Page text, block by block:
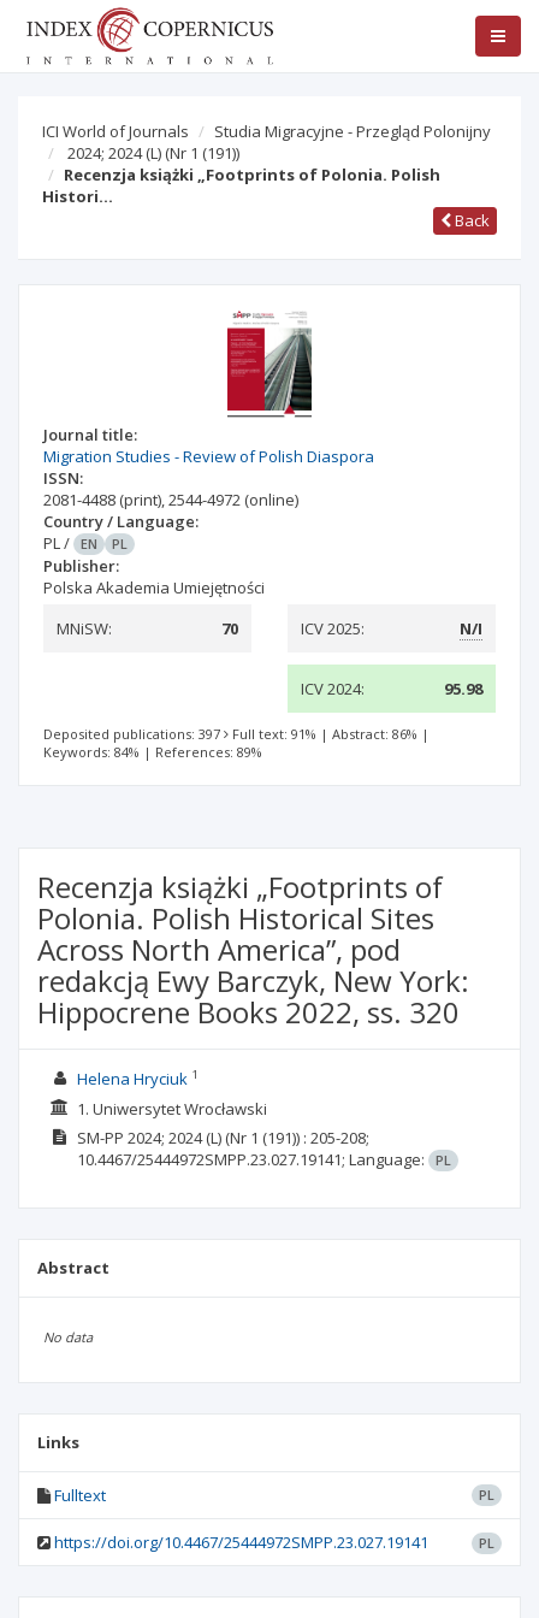
ICI World of Journals
Studia Migracyjne - Przegląd Polonijny
2024; 2024 (L) (Nr 1 (191))
Recenzja książki „Footprints of Polonia. Polish
Histori…
Back
Journal title:
Migration Studies - Review of Polish Diaspora
ISSN:
2081-4488 (print),2544-4972 (online)
Country / Language:
PL/ EN PL
Publisher:
Polska Akademia Umiejętności
MNiSW:
70 ICV 2025: N/I
ICV 2024: 95.98
Deposited publications: 397 Full text: 91% | Abstract: 86% |
Keywords: 84% | References: 89%
Recenzja książki „Footprints of
Polonia. Polish Historical Sites
Across North America”, pod
redakcją Ewy Barczyk, New York:
Hippocrene Books 2022, ss. 320
Helena Hryciuk 1
1. Uniwersytet Wrocławski
SM-PP 2024; 2024 (L)(Nr 1 (191)) : 205-208;
10.4467/25444972SMPP.23.027.19141; Language: PL
Abstract
No data
Links
Fulltext PL
https://doi.org/10.4467/25444972SMPP.23.027.19141 PL